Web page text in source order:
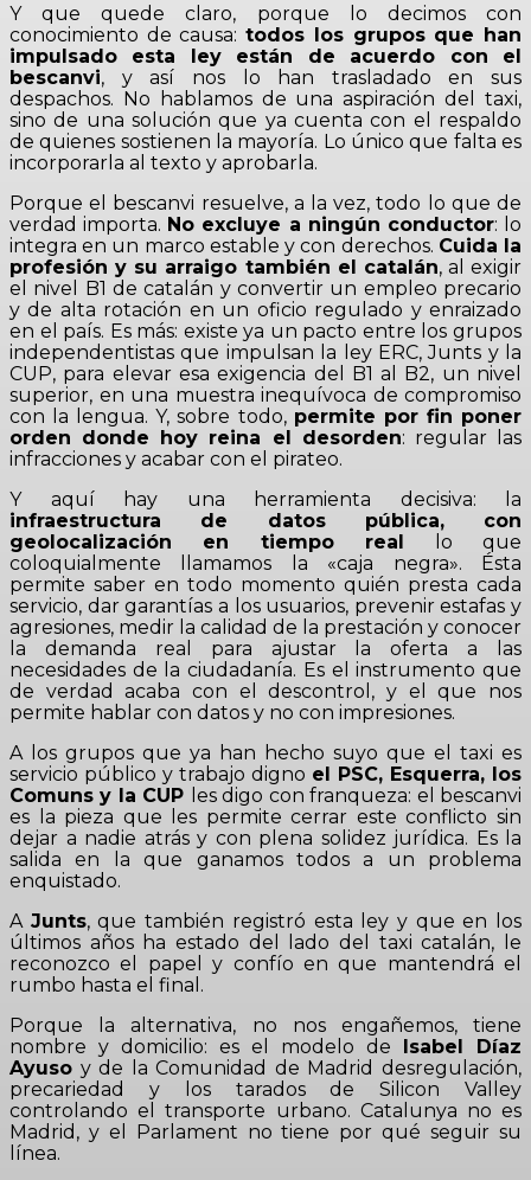
Y que quede claro, porque lo decimos con
conocimiento de causa:todos los grupos que han
impulsado esta ley están de acuerdo con el
bescanvi, y así nos lo han trasladado en sus
despachos. No hablamos de una aspiración del taxi,
sino de una solución que ya cuenta con el respaldo
de quienes sostienen la mayoría. Lo único que falta es
incorporarla al texto y aprobarla.
Porque el bescanvi resuelve, a la vez, todo lo que de
verdad importa. No excluye a ningún conductor: lo
integra en un marco estable y con derechos. Cuida la
profesión y su arraigo también el catalán, al exigir
el nivel B1 de catalán y convertir un empleo precario
y de alta rotación en un oficio regulado y enraizado
en el país. Es más: existe ya un pacto entre los grupos
independentistas que impulsan la ley ERC, Junts y la
CUP, para elevar esa exigencia del B1 al B2, un nivel
superior, en una muestra inequívoca de compromiso
con la lengua. Y, sobre todo, permite por fin poner
orden donde hoy reina el desorden: regular las
infracciones y acabar con el pirateo.
Y aquí hay una herramienta decisiva: la
infraestructura de datos pública, con
geolocalización en tiempo real lo que
coloquialmente llamamos la «caja negra». Ésta
permite saber en todo momento quién presta cada
servicio, dar garantías a los usuarios, prevenir estafas y
agresiones, medir la calidad de la prestación y conocer
la demanda real para ajustar la oferta a las
necesidades de la ciudadanía. Es el instrumento que
de verdad acaba con el descontrol, y el que nos
permite hablar con datos y no con impresiones.
A los grupos que ya han hecho suyo que el taxi es
servicio público y trabajo digno el PSC, Esquerra, los
Comuns y la CUP les digo con franqueza: el bescanvi
es la pieza que les permite cerrar este conflicto sin
dejar a nadie atrás y con plena solidez jurídica. Es la
salida en la que ganamos todos a un problema
enquistado.
A Junts, que también registró esta ley y que en los
últimos años ha estado del lado del taxi catalán, le
reconozco el papel y confío en que mantendrá el
rumbo hasta el final.
Porque la alternativa, no nos engañemos, tiene
nombre y domicilio: es el modelo de Isabel Díaz
Ayuso y de la Comunidad de Madrid desregulación,
precariedad y los tarados de Silicon Valley
controlando el transporte urbano. Catalunya no es
Madrid, y el Parlament no tiene por qué seguir su
línea.